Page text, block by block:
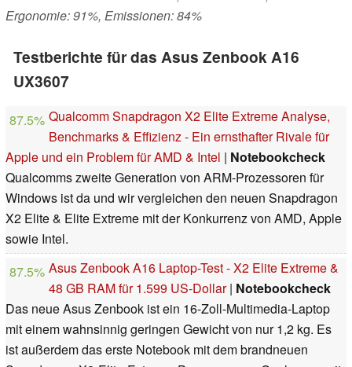
Ergonomie: 91%, Emissionen: 84%
Testberichte für das Asus Zenbook A16
UX3607
87.5% Qualcomm Snapdragon X2 Elite Extreme Analyse,
Benchmarks & Effizienz - Ein ernsthafter Rivale für
Apple und ein Problem für AMD & Intel | Notebookcheck
Qualcomms zweite Generation von ARM-Prozessoren für
Windows ist da und wir vergleichen den neuen Snapdragon
X2 Elite & Elite Extreme mit der Konkurrenz von AMD, Apple
sowie Intel.
87.5% Asus Zenbook A16 Laptop-Test - X2 Elite Extreme &
48 GB RAM für 1.599 US-Dollar| Notebookcheck
Das neue Asus Zenbook ist ein 16-Zoll-Multimedia-Laptop
mit einem wahnsinnig geringen Gewicht von nur 1,2 kg. Es
ist außerdem das erste Notebook mit dem brandneuen